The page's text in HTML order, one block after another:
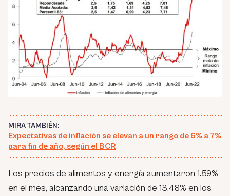
MIRA TAMBIÉN:
Expectativas de inflación se elevan a un rango de 6% a 7%
para fin de año, según el BCR
Los precios de alimentos y energía aumentaron 1.59%
en el mes, alcanzando una variación de 13.48% en los